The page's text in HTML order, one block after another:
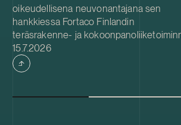
oikeudellisena neuvonantajana sen
hankkiessa Fortaco Finlandin
teräsrakenne- ja
Järjestely toteutetaan liiketoiminta- ja
osakekauppana, ja se kattaa Fortaco
Finlandin teräsrakenne- ja
kahden virolaisen ja kahden puolalaisen
Julkaistu
15.7.2026